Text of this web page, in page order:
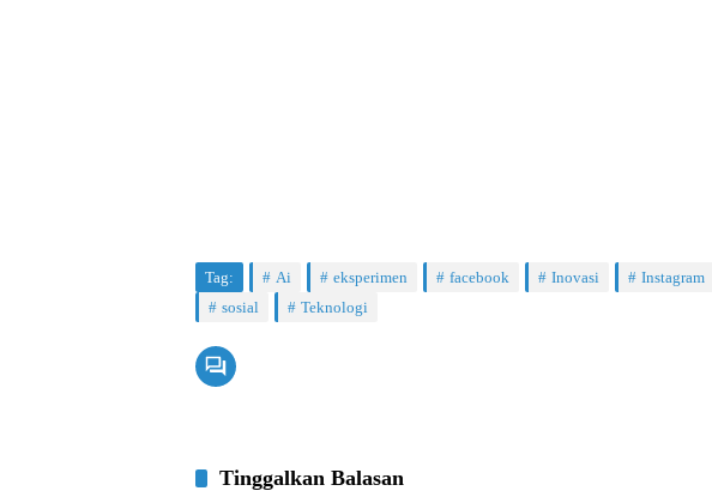
Tag: Ai eksperimen facebook Inovasi Instagram
sosial
Teknologi
Tinggalkan Balasan